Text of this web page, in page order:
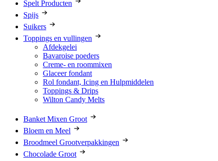
Spelt Producten
Spijs
Suikers
Toppings en vullingen
Afdekgelei
Bavaroise poeders
Creme- en roommixen
Glaceer fondant
Rol fondant, Icing en Hulpmiddelen
Toppings & Drips
Wilton Candy Melts
Banket Mixen Groot
Bloem en Meel
Broodmeel Grootverpakkingen
Chocolade Groot